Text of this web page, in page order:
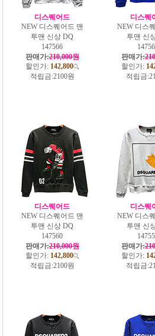
디스퀘어드
NEW 디스퀘어드 맨
투맨 신상 DQ
147566
판매가:210,000원
할인가: 142,800
적립금:2100원
디스퀘
NEW 디스
투맨 신
판매가:
할인가:
적립금:
디스퀘어드
NEW 디스퀘어드 맨
투맨 신상 DQ
147560
판매가:210,000원
할인가: 142,800
적립금:2100원
디스퀘
NEW 디스
투맨 신
판매가:
할인가:
적립금: